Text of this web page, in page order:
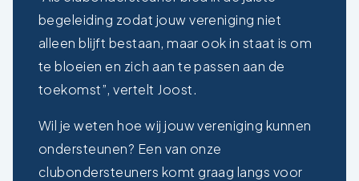
begeleiding zodat jouw vereniging niet
alleen blijft bestaan, maar ook in staat is om
te bloeien en zich aan te passen aan de
toekomst”, vertelt Joost.
Wil je weten hoe wij jouw vereniging kunnen
ondersteunen? Een van onze
clubondersteuners komt graag langs voor